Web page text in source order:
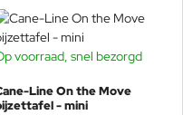
voorraad, snel bezorgd
Line On the Move
- mini